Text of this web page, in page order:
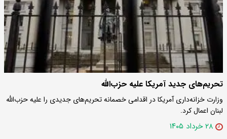
تحریم‌های جدید آمریکا علیه حزب‌الله
وزارت خزانه‌داری آمریکا در اقدامی خصمانه تحریم‌های جدیدی را علیه حزب‌الله
لبنان اعمال کرد.
۲۸ خرداد ۱۴۰۵